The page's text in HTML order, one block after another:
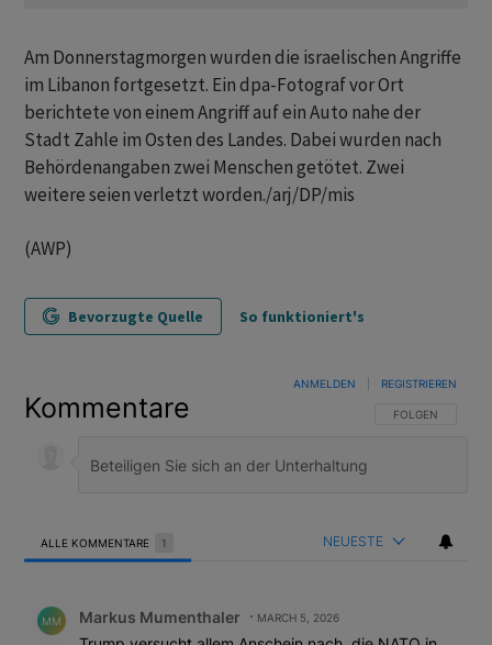
Am Donnerstagmorgen wurden die israelischen Angriffe
im Libanon fortgesetzt. Ein dpa-Fotograf vor Ort
berichtete von einem Angriff auf ein Auto nahe der
Stadt Zahle im Osten des Landes. Dabei wurden nach
Behördenangaben zwei Menschen getötet. Zwei
weitere seien verletzt worden./arj/DP/mis
(AWP)
Bevorzugte Quelle So funktioniert's
Kommentare FOLGE DIESER
FOLGEN
ANMELDEN REGISTRIEREN
ALLE KOMMENTARE 1 NEUESTE
MM Markus Mumenthaler MARCH 5, 2026